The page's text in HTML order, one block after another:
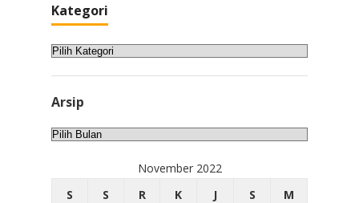
Kategori
Kategori
Arsip
Arsip
November 2022
S
S R K J S M